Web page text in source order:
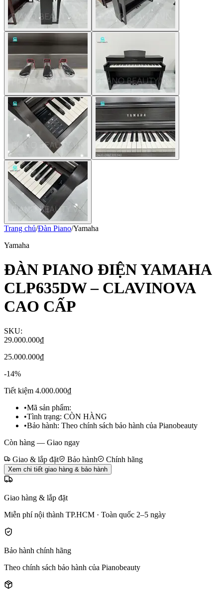
Trang chủ/Đàn Piano/Yamaha
Yamaha
ĐÀN PIANO ĐIỆN YAMAHA
CLP635DW – CLAVINOVA
CAO CẤP
SKU:
29.000.000₫
25.000.000₫
-14%
Tiết kiệm 4.000.000₫
•Mã sản phẩm:
•Tình trạng: CÒN HÀNG
•Bảo hành: Theo chính sách bảo hành của Pianobeauty
Còn hàng — Giao ngay
Giao & lắp đặt
Bảo hành Chính hãng
Xem chi tiết giao hàng & bảo hành
Giao hàng & lắp đặt
Miễn phí nội thành TP.HCM · Toàn quốc 2–5 ngày
Bảo hành chính hãng
Theo chính sách bảo hành của Pianobeauty